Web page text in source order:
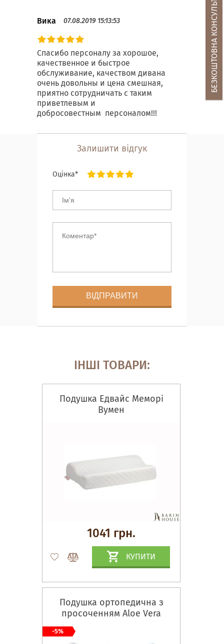
Вика 07.08.2019 15:13:53
Спасибо персоналу за хорошое,
качественное и быстрое
обслуживание, качеством дивана
очень довольны и цена смешная,
приятно сотрудничать с таким
приветлевым и
добросовестным персоналом!!!
Залишити відгук
Оцінка*
ІНШІ ТОВАРИ:
Подушка Едвайс Меморі
Вумен
1041 грн.
КУПИТИ
Подушка ортопедична з
просоченням Aloe Vera
-5%
БЕЗКОШТОВНА КОНСУЛЬТАЦІЯ